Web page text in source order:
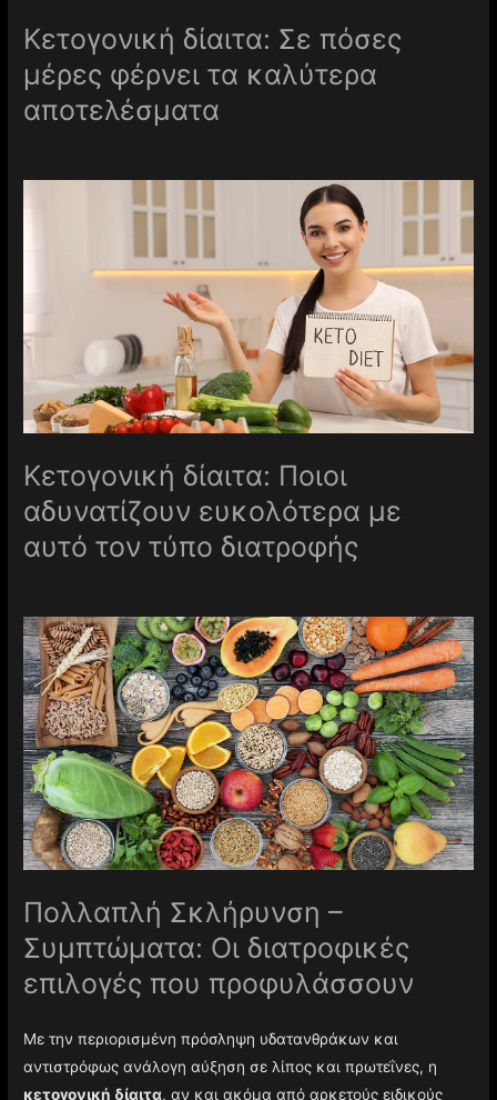
Κετογονική δίαιτα: Σε πόσες
μέρες φέρνει τα καλύτερα
αποτελέσματα
Kετογονική δίαιτα: Ποιοι
αδυνατίζουν ευκολότερα με
αυτό τον τύπο διατροφής
Πολλαπλή Σκλήρυνση –
Συμπτώματα: Οι διατροφικές
επιλογές που προφυλάσσουν
Με την περιορισμένη πρόσληψη υδατανθράκων και
αντιστρόφως ανάλογη αύξηση σε λίπος και πρωτεΐνες, η
κετογονική δίαιτα, αν και ακόμα από αρκετούς ειδικούς